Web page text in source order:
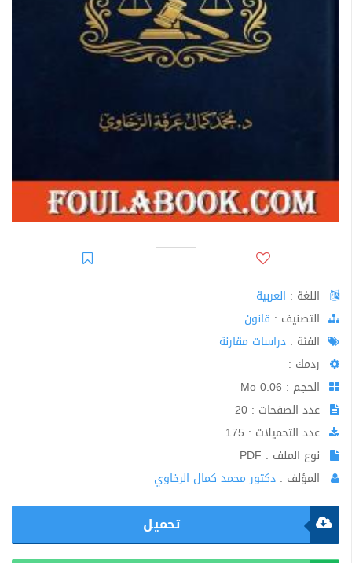
اللغة : العربية
اﻟﺘﺼﻨﻴﻒ : قانون
الفئة : دراسات مقارنة
ردمك :
الحجم : 0.06 Mo
عدد الصفحات : 20
عدد التحميلات : 175
نوع الملف : PDF
المؤلف : دكتور محمد كمال الرخاوي
تحميل